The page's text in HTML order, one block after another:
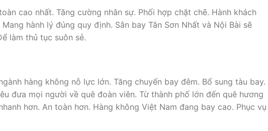
cao nhất. Tăng cường nhân sự. Phối hợp chặt chẽ. Hành khách
hành lý đúng quy định. Sân bay Tân Sơn Nhất và Nội Bài sẽ
làm thủ tục suôn sẻ.
hàng không nỗ lực lớn. Tăng chuyến bay đêm. Bổ sung tàu bay.
đưa mọi người về quê đoàn viên. Từ thành phố lớn đến quê hương
hơn. An toàn hơn. Hàng không Việt Nam đang bay cao. Phục vụ